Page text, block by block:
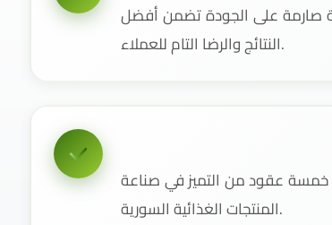
صارمة على الجودة تضمن أفضل
النتائج والرضا التام للعملاء.
عقود من التميز في صناعة
المنتجات الغذائية السورية.